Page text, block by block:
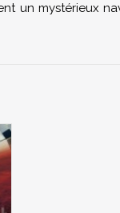
un mystérieux